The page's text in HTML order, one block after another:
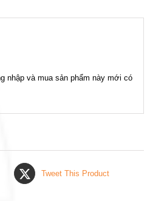
nhập và mua sản phẩm này mới có
Tweet This Product